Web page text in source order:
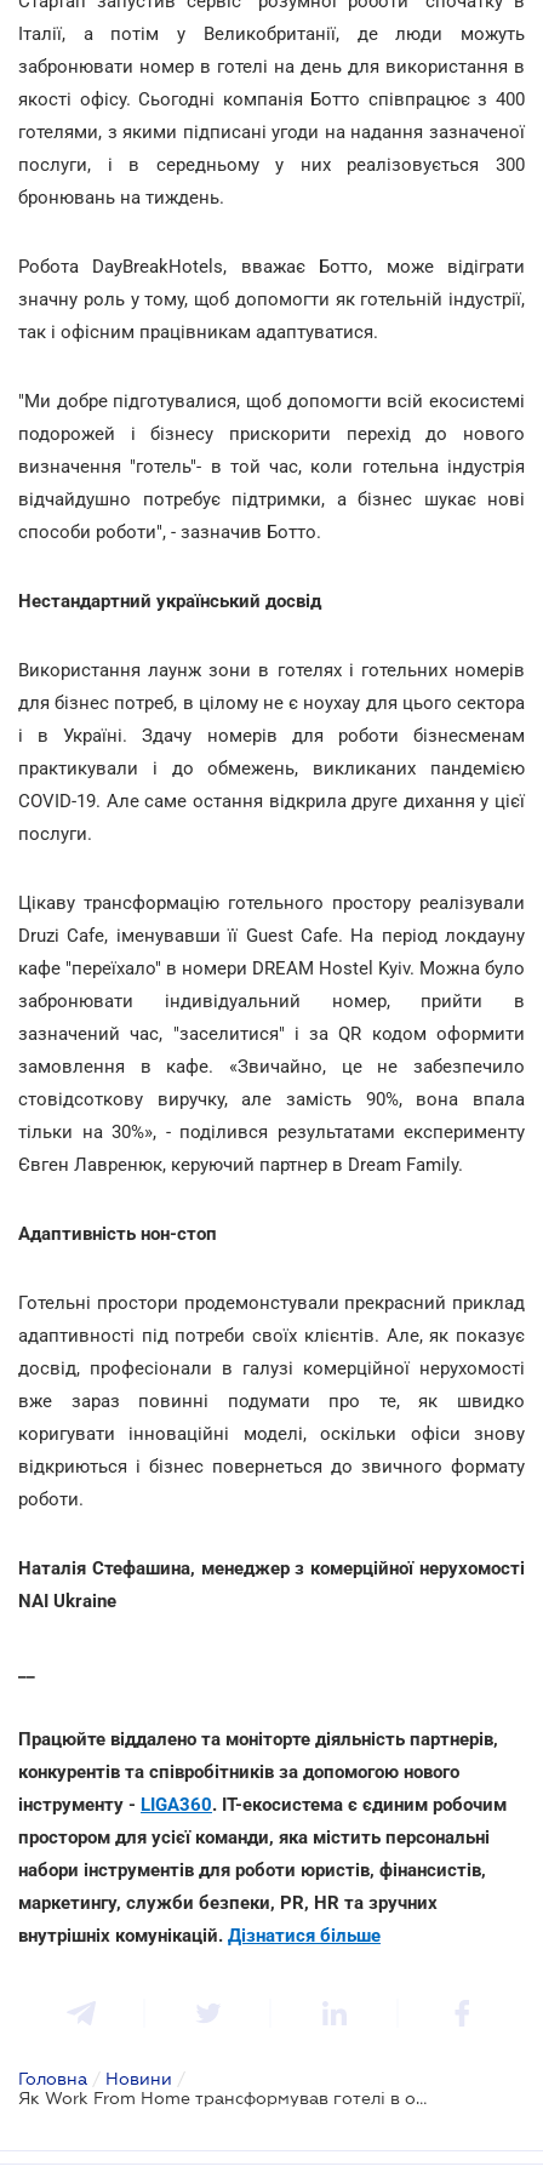
Італії, а потім у Великобританії, де люди можуть
забронювати номер в готелі на день для використання в
якості офісу. Сьогодні компанія Ботто співпрацює з 400
готелями, з якими підписані угоди на надання зазначеної
послуги, і в середньому у них реалізовується 300
бронювань на тиждень.
Робота DayBreakHotels, вважає Ботто, може відіграти
значну роль у тому, щоб допомогти як готельній індустрії,
так і офісним працівникам адаптуватися.
"Ми добре підготувалися, щоб допомогти всій екосистемі
подорожей і бізнесу прискорити перехід до нового
визначення "готель"- в той час, коли готельна індустрія
відчайдушно потребує підтримки, а бізнес шукає нові
способи роботи", - зазначив Ботто.
Нестандартний український досвід
Використання лаунж зони в готелях і готельних номерів
для бізнес потреб, в цілому не є ноухау для цього сектора
і в Україні. Здачу номерів для роботи бізнесменам
практикували і до обмежень, викликаних пандемією
COVID-19. Але саме остання відкрила друге дихання у цієї
послуги.
Цікаву трансформацію готельного простору реалізували
Druzi Cafe, іменувавши її Guest Cafe. На період локдауну
кафе "переїхало" в номери DREAM Hostel Kyiv. Можна було
забронювати індивідуальний номер, прийти в
зазначений час, "заселитися" і за QR кодом оформити
замовлення в кафе. «Звичайно, це не забезпечило
стовідсоткову виручку, але замість 90%, вона впала
тільки на 30%», - поділився результатами експерименту
Євген Лавренюк, керуючий партнер в Dream Family.
Адаптивність нон-стоп
Готельні простори продемонстували прекрасний приклад
адаптивності під потреби своїх клієнтів. Але, як показує
досвід, професіонали в галузі комерційної нерухомості
вже зараз повинні подумати про те, як швидко
коригувати інноваційні моделі, оскільки офіси знову
відкриються і бізнес повернеться до звичного формату
роботи.
Наталія Стефашина, менеджер з комерційної нерухомості
NAI Ukraine
Працюйте віддалено та моніторте діяльність партнерів,
конкурентів та співробітників за допомогою нового
інструменту - LIGA360. IT-екосистема є єдиним робочим
простором для усієї команди, яка містить персональні
набори інструментів для роботи юристів, фінансистів,
маркетингу, служби безпеки, PR, HR та зручних
внутрішніх комунікацій. Дізнатися більше
Головна / Новини /
Як Work From Home трансформував готелі в офіси